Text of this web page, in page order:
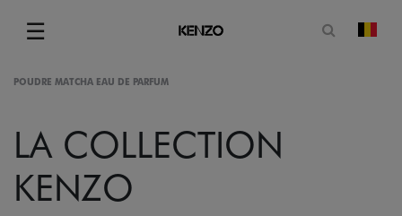
☰
Menu
Ouvrir
POUDRE MATCHA EAU DE PARFUM
LA COLLECTION
KENZO